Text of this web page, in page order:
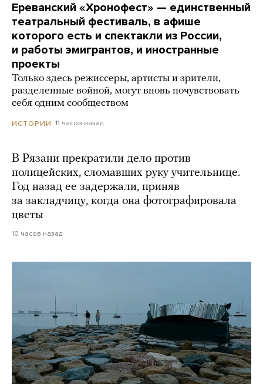
Ереванский «Хронофест» — единственный
театральный фестиваль, в афише
которого есть и спектакли из России,
и работы эмигрантов, и иностранные
проекты
Только здесь режиссеры, артисты и зрители,
разделенные войной, могут вновь почувствовать
себя одним сообществом
ИСТОРИИ 11 часов назад
В Рязани прекратили дело против
полицейских, сломавших руку учительнице.
Год назад ее задержали, приняв
за закладчицу, когда она фотографировала
цветы
10 часов назад